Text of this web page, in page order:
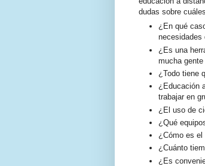
dudas sobre
¿En qué
necesidades
¿Es una
mucha gente
¿Todo tiene
¿Educación
trabajar en
¿El uso de
¿Qué
¿Cómo es el
¿Cuánto
¿Es